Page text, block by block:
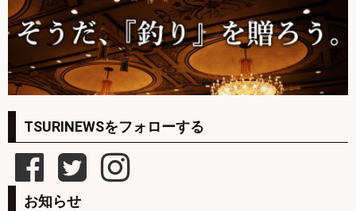
TSURINEWSをフォローする
お知らせ